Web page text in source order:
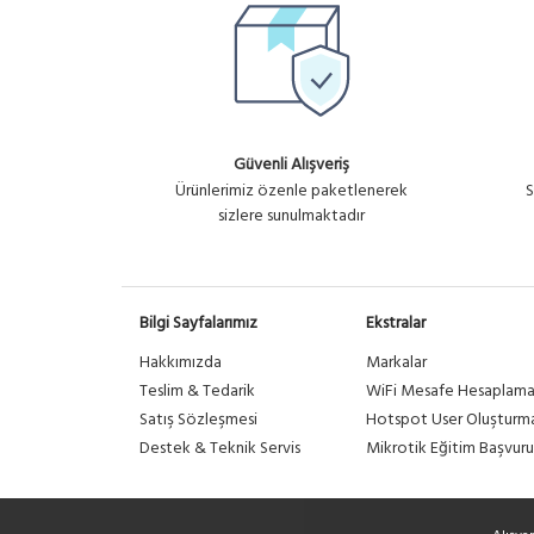
Güvenli Alışveriş
Ürünlerimiz özenle paketlenerek
sizlere sunulmaktadır
Bilgi Sayfalarımız
Hakkımızda
Teslim & Tedarik
Satış Sözleşmesi
Destek & Teknik Servis
Ekstralar
Markalar
WiFi Mesafe Hesaplama
Hotspot User
Mikrotik Eğitim